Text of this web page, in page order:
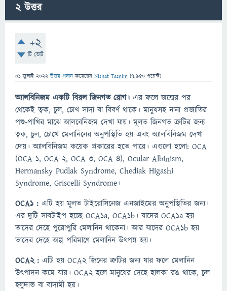
2উত্তর
+2
টি ভোট
01 জুলাই 2022 উত্তর প্রদান করেছেন Nishat Tasnim (7,950 পয়েন্ট)
অ্যালবিনিজম একটি বিরল জিনগত রোগ। এর ফলে জন্মের পর
থেকেই ত্বক, চুল, চোখ সাদা বা বিবর্ণ থাকে। মানুষসহ নানা প্রজাতির
পশু-পাখির মাঝে আলবেনিজম দেখা যায়। মূলত জিনগত ত্রুটির জন্য
ত্বক, চুল, চোখে মেলানিনের অনুপস্থিতি হয় এবং অ্যালবিনিজম দেখা
দেয়। অ্যালবিনিজম কয়েক প্রকারের হতে পারে। এগুলো হলো: OCA
(OCA 1, OCA 2, OCA 3, OCA 4), Ocular Albinism,
Hermansky Pudlak Syndrome, Chediak Higashi
Syndrome, Griscelli Syndrome।
OCA1 : এটি হয় মূলত টাইরোসিনেজ এনজাইমের অনুপস্থিতির জন্য।
এর দুটি সাবটাইপ হচ্ছে OCA1a, OCA1b। যাদের OCA1a হয়
তাদের দেহে পুরোপুরি মেলানিন থাকেনা। আর যাদের OCA1b হয়
তাদের দেহে অল্প পরিমাণে মেলানিন উৎপন্ন হয়।
OCA2 : এটি হয় OCA2 জিনের ত্রুটির জন্য যার ফলে মেলানিন
উৎপাদন কমে যায়। OCA2 হলে মানুষের দেহে হালকা রঙ থাকে, চুল
হলুদাভ বা বাদামী হয়।